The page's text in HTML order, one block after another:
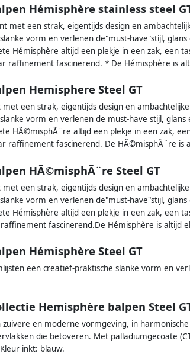
Hémisphère stainless steel
met een strak, eigentijds design en
vorm en verlenen de"must-have"stijl,
Hémisphère altijd een plekje in een zak, een
raffinement fascinerend. * De Hémisphère is
Hemisphere Steel GT
een strak, eigentijds design en
vorm en verlenen de must-have stijl,
HÃ©misphÃ¨re altijd een plekje in een zak,
raffinement fascinerend. De HÃ©misphÃ¨re is
HÃ©misphÃ¨re Steel GT
een strak, eigentijds design en
vorm en verlenen de"must-have"stijl,
Hémisphère altijd een plekje in een zak, een
fascinerend.De Hémisphère is altijd
Hémisphère Steel GT
een creatief-praktische slanke vorm en
Hemisphère balpen Steel
zuivere en moderne vormgeving, in
die betoveren. Met palladiumgecoate
inkt: blauw.